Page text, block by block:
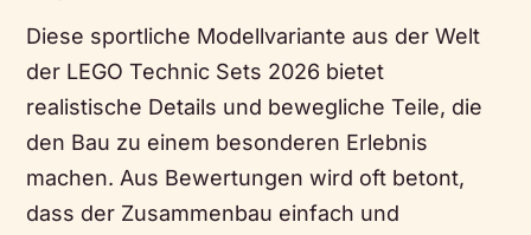
Diese sportliche Modellvariante aus der Welt
der LEGO Technic Sets 2026 bietet
realistische Details und bewegliche Teile, die
den Bau zu einem besonderen Erlebnis
machen. Aus Bewertungen wird oft betont,
dass der Zusammenbau einfach und